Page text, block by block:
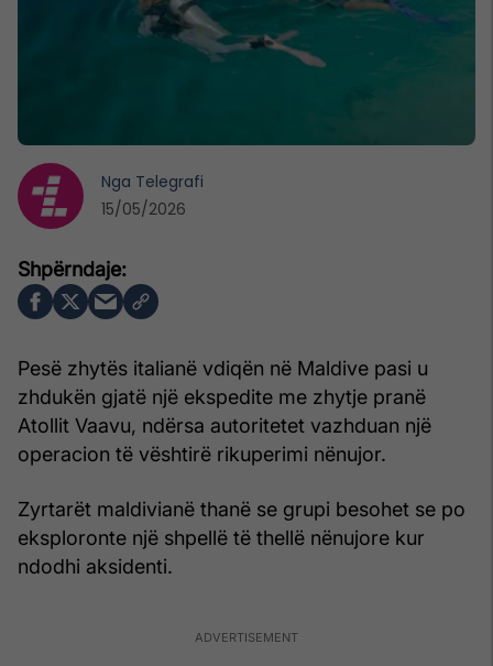
Pesë zhytës italianë vdiqën në Maldive pasi u
zhdukën gjatë një ekspedite me zhytje pranë
Atollit Vaavu, ndërsa autoritetet vazhduan një
operacion të vështirë rikuperimi nënujor.
Zyrtarët maldivianë thanë se grupi besohet se po
eksploronte një shpellë të thellë nënujore kur
ndodhi aksidenti.
Nga Telegrafi
15/05/2026